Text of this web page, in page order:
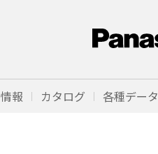
報 カタログ 各種データ